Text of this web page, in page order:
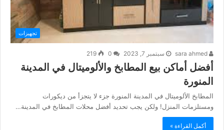
تجهيزات
سبتمبر 7, 2023 219
أفضل أماكن بيع المطابخ والألوميتال في المدينة
المنورة
المطابخ الألوميتال في المدينة المنورة جزء لا يتجزأ من ديكورات
ومستلزمات المنزل! ولكن يجب تحديد أفضل محلات المطابخ في المدينة…
أكمل القراءة »